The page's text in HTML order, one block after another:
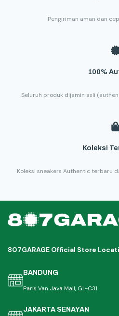
Pengiriman aman dan
100%
Seluruh produk dijamin asli
Koleksi
Koleksi sneakers Authentic terbaru
807GARAGE Official Store
BANDUNG
Paris Van Java Mall, GL-C31
JAKARTA SENAYAN